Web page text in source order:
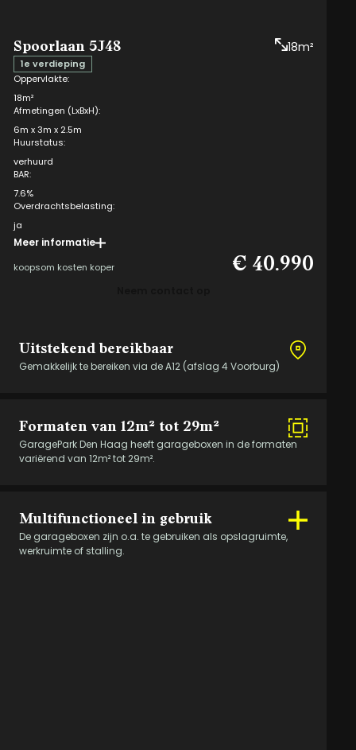
Spoorlaan 5J48 18m²
1e verdieping
Oppervlakte:
18m²
Afmetingen (LxBxH):
6m x 3m x 2.5m
Huurstatus:
verhuurd
BAR:
7.6%
Overdrachtsbelasting:
ja
Opteren mogelijk:
ja
VvE kosten eigenaar:
Vloercoating (basalt-, beton- of kiezelgrijs)
Box type:
Aan eventuele afwijkingen op de gegeven informatie kunnen geen
rechten worden ontleend.
Meer informatie
koopsom kosten koper € 40.990
Uitstekend bereikbaar
Gemakkelijk te bereiken via de A12 (afslag 4 Voorburg)
Formaten van 12m² tot 29m²
GaragePark Den Haag heeft garageboxen in de formaten
variërend van 12m² tot 29m².
Multifunctioneel in gebruik
De garageboxen zijn o.a. te gebruiken als opslagruimte,
werkruimte of stalling.